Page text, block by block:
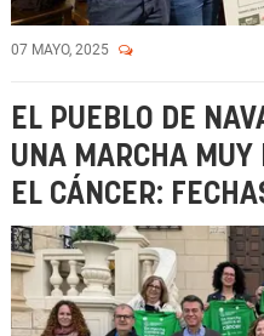
07 MAYO, 2025
EL PUEBLO DE
UNA MARCHA MUY
EL CÁNCER: